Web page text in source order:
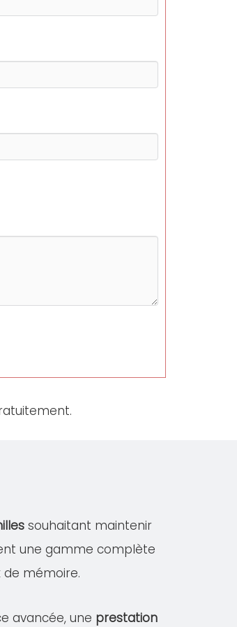
souhaitant maintenir
une gamme complète
de mémoire.
avancée, une prestation